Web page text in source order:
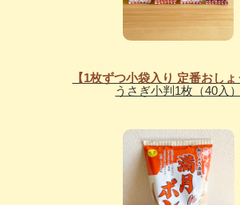
【1枚ずつ小袋入り 定番おしょ
うさぎ小判1枚（40入）